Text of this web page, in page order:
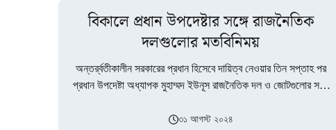
বিকালে প্রধান উপদেষ্টার সঙ্গে রাজনৈতিক
দলগুলোর মতবিনিময়
অন্তর্র্বতীকালীন সরকারের প্রধান হিসেবে দায়িত্ব নেওয়ার তিন সপ্তাহ পর
প্রধান উপদেষ্টা অধ্যাপক মুহাম্মদ ইউনূস রাজনৈতিক দল ও জোটগুলোর সঙ্গে
৩১ আগস্ট ২০২৪